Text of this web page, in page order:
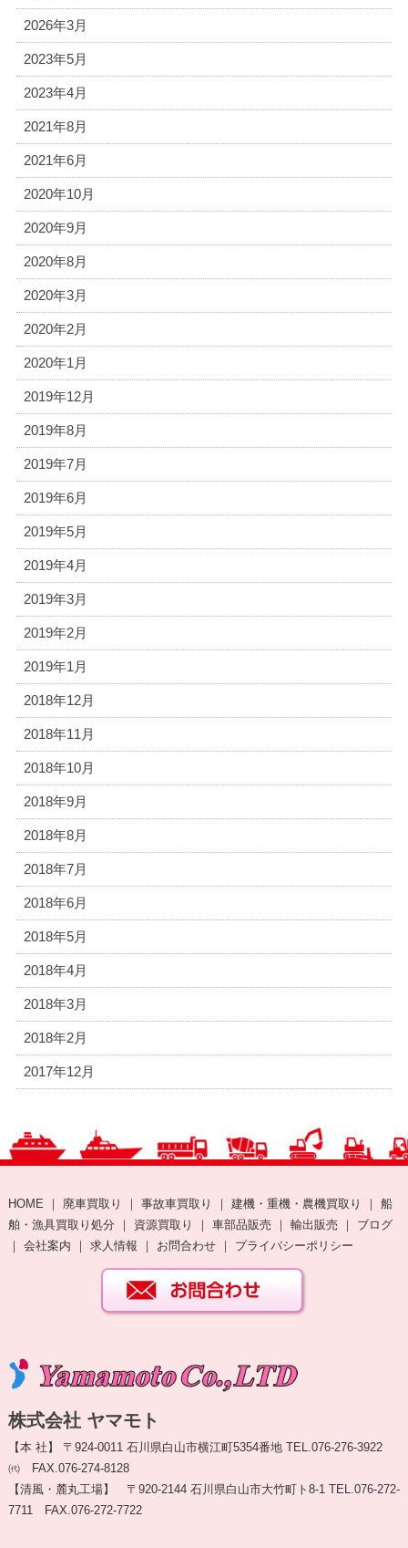
2026年3月
2023年5月
2023年4月
2021年8月
2021年6月
2020年10月
2020年9月
2020年8月
2020年3月
2020年2月
2020年1月
2019年12月
2019年8月
2019年7月
2019年6月
2019年5月
2019年4月
2019年3月
2019年2月
2019年1月
2018年12月
2018年11月
2018年10月
2018年9月
2018年8月
2018年7月
2018年6月
2018年5月
2018年4月
2018年3月
2018年2月
2017年12月
HOME ｜ 廃車買取り ｜ 事故車買取り ｜ 建機・重機・農機買取り ｜ 船
舶・漁具買取り処分 ｜ 資源買取り ｜ 車部品販売 ｜ 輸出販売 ｜ ブログ
｜ 会社案内 ｜ 求人情報 ｜ お問合わせ｜ プライバシーポリシー
株式会社 ヤマモト
【本 社】 〒924-0011 石川県白山市横江町5354番地 TEL.076-276-3922
㈹ FAX.076-274-8128
【清風・麓丸工場】 〒920-2144 石川県白山市大竹町ト8-1 TEL.076-272-
7711 FAX.076-272-7722